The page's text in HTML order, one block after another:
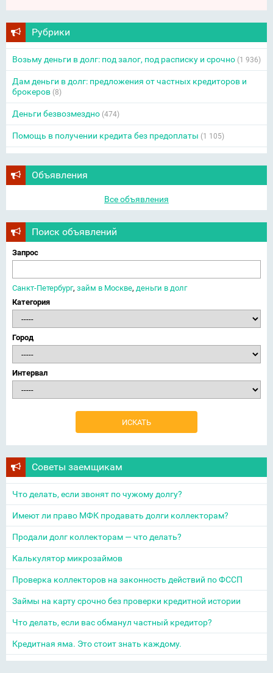
Рубрики
Возьму деньги в долг: под залог, под расписку и срочно (1 936)
Дам деньги в долг: предложения от частных кредиторов и
брокеров (8)
Деньги безвозмездно (474)
Помощь в получении кредита без предоплаты (1 105)
Объявления
Все объявления
Поиск объявлений
Запрос
Санкт-Петербург, займ в Москве, деньги в долг
Категория
Город
Интервал
Советы заемщикам
Что делать, если звонят по чужому долгу?
Имеют ли право МФК продавать долги коллекторам?
Продали долг коллекторам — что делать?
Калькулятор микрозаймов
Проверка коллекторов на законность действий по ФССП
Займы на карту срочно без проверки кредитной истории
Что делать, если вас обманул частный кредитор?
Кредитная яма. Это стоит знать каждому.